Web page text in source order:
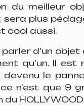
du meilleur
sera plus
cool aussi.
parler d’un
qu’un. Il
le
n’est que 9